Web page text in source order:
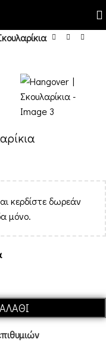
κερδίστε δωρεάν
μόνο.